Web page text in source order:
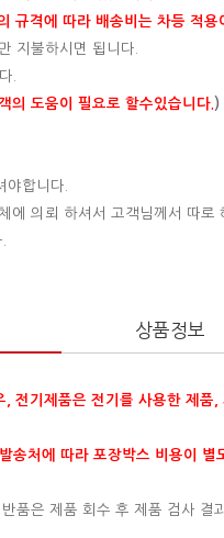
규격에 따라 배송비는 차등 적용
지불하시면 됩니다.
.
의 도움이 필요로 할수있습니다. )
합니다.
의뢰 하셔서 고객님께서 따로
상품정보
기제품은 전기를 사용한 제
송처에 따라 포장박스 비용이 별
은 제품 회수 후 제품 검사